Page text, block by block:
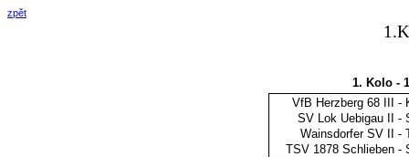
zpět
1. Kolo -
VfB Herzberg 68 III -
SV Lok Uebigau II -
Wainsdorfer SV II -
TSV 1878 Schlieben -